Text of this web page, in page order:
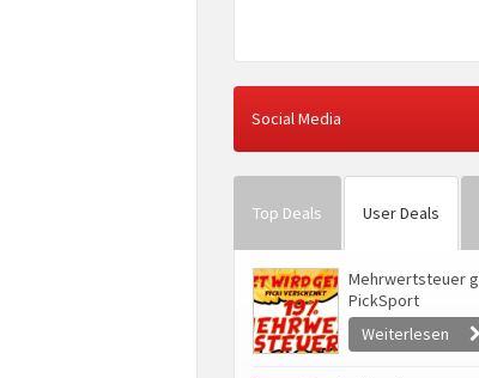
Social Media
Top Deals User Deals
Mehrwertsteuer
PickSport
Weiterlesen